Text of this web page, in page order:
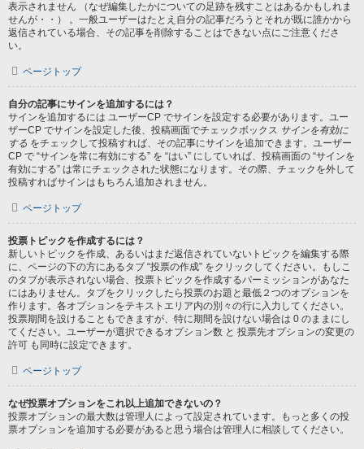
表示されません （なぜ編集したかについての足跡を残すことはあるかもしれま
せんが・・） 。一般ユーザーはたとえ自分の記事だろうとそれが既に誰かから
返信されている場合、その記事を削除することはできない点にご注意くださ
い。
ページトップ
自分の記事にサインを追加するには？
サインを追加するには ユーザーCP でサインを設定する必要があります。ユー
ザーCP でサインを設定した後、投稿画面でチェックボックス サインを有効に
する をチェックして投稿すれば、その記事にサインを追加できます。ユーザー
CP で “サインを常に有効にする” を “はい” にしていれば、投稿画面の “サインを
有効にする” は常にチェックされた状態になります。その際、チェックを外して
投稿すればサインはもちろん追加されません。
ページトップ
投票トピックを作成するには？
新しいトピックを作成、あるいはまだ返信されていないトピックを編集する際
に、ページの下の方にあるタブ “投票の作成” をクリックしてください。もしこ
のタブが表示されない場合、投票トピックを作成するパーミッションがあなた
にはありません。タブをクリックしたら投票のお題と最低２つのオプションを
作ります。各オプションをテキストエリア内の別々の行に入力してください。
投票期間を設けることもできますが、特に期間を設けない場合は 0 のままにし
てください。ユーザーが選択できるオプション数 と 投票先オプションの変更の
許可 も同時に設定できます。
ページトップ
なぜ投票オプションをこれ以上追加できないの？
投票オプションの最大数は管理人によって設定されています。もっと多くの投
票オプションを追加する必要があると思う場合は管理人に相談してください。